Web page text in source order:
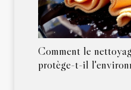
Comment le
protège-t-il